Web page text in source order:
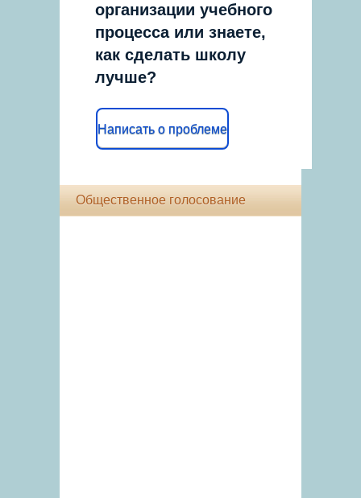
организации учебного
процесса или знаете,
как сделать школу
лучше?
Написать о проблеме
Общественное голосование